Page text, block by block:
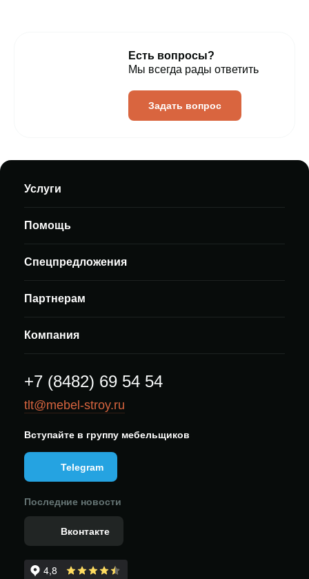
Есть вопросы?
Мы всегда рады ответить
Задать вопрос
Услуги
Помощь
Спецпредложения
Партнерам
Компания
+7 (8482) 69 54 54
tlt@mebel-stroy.ru
Вступайте в группу мебельщиков
Telegram
Последние новости
Вконтакте